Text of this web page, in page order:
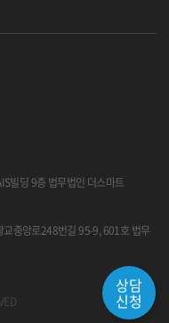
상담
신청
빌딩 9층 법무법인 더스마트
중앙로248번길 95-9, 601호 법무